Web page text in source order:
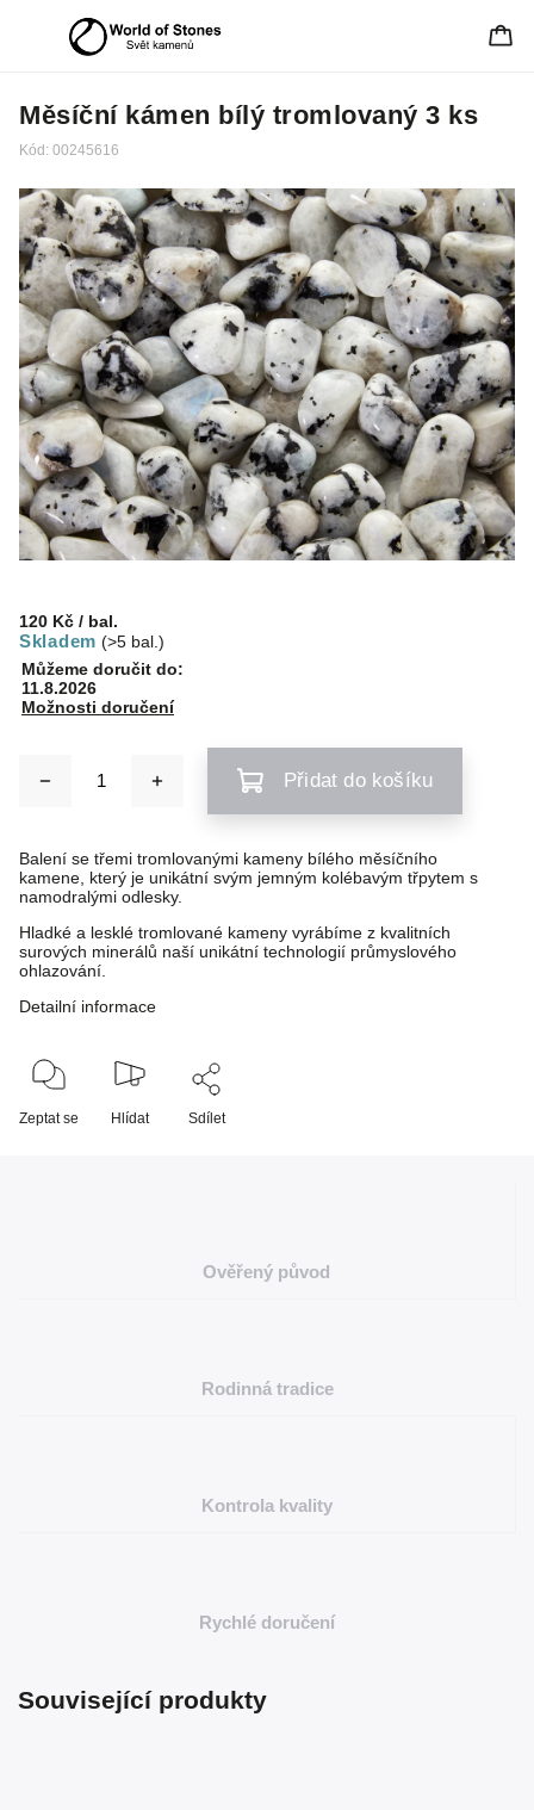
Měsíční kámen bílý tromlovaný 3 ks
Kód: 00245616
120 Kč / bal.
Skladem (>5 bal.)
Můžeme doručit do:
11.8.2026
Možnosti doručení
Přidat do košíku
Balení se třemi tromlovanými kameny bílého měsíčního
kamene, který je unikátní svým jemným kolébavým třpytem s
namodralými odlesky.
Hladké a lesklé tromlované kameny vyrábíme z kvalitních
surových minerálů naší unikátní technologií průmyslového
ohlazování.
Detailní informace
Zeptat se Hlídat Sdílet
Ověřený původ
Rodinná tradice
Kontrola kvality
Rychlé doručení
Související produkty